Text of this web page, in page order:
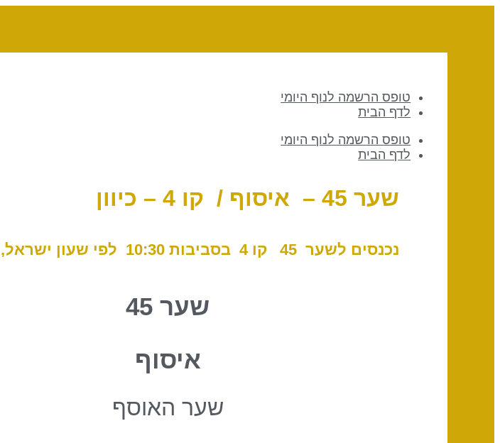
טופס הרשמה לנוף היומי
לדף הבית
טופס הרשמה לנוף היומי
לדף הבית
שער 45 – איסוף / קו 4 – כיוון
נכנסים לשער 45 ק ו 4 בסביבות 10 :30 לפי שעון ישראל, 10 ביוני 2023
שער 45
איסוף
שער האוסף